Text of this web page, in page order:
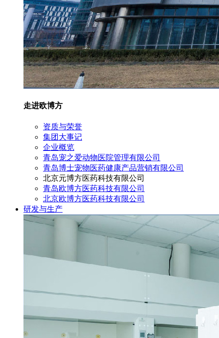
走进欧博方
资质与荣誉
集团大事记
企业概览
青岛宠之爱动物医院管理有限公司
青岛博士宠物医药健康产品营销有限公司
北京元博方医药科技有限公司
青岛欧博方医药科技有限公司
北京欧博方医药科技有限公司
研发与生产